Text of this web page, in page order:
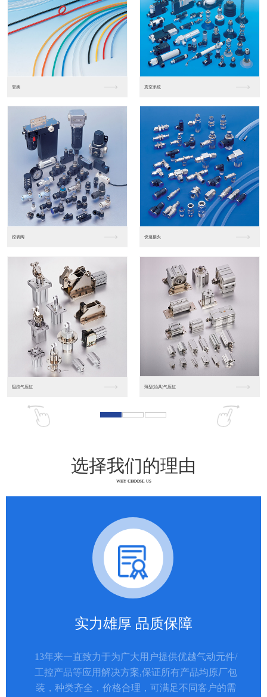
进口松下PLC2 进口松下PLC
东莞松下PLC 松下人机界面GT07
松下人机界面DP10... 数字光钎传感器FX-...
选择我们的理由
WHY CHOOSE US
实力雄厚 品质保障
13年来一直致力于为广大用户提供优越气动元件/
工控产品等应用解决方案,保证所有产品均原厂包
装，种类齐全，价格合理，可满足不同客户的需